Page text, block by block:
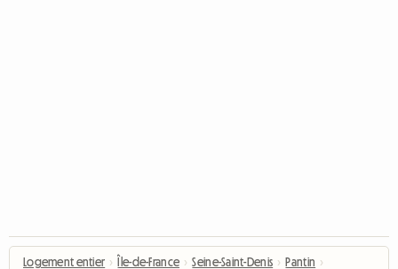
Logement entier › Île-de-France › Seine-Saint-Denis › Pantin ›